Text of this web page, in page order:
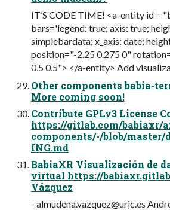
IT’S CODE TIME! <a-entity id =
bars='legend: true; axis: true;
simplebardata; x_axis: date;
position="-2.25 0.275 0"
0.5 0.5"> </a-entity> Add
Other components babia-
More coming soon!
Contribute GPLv3 License
https://gitlab.com/babiaxr/
components/-/blob/master/
ING.md
BabiaXR Visualización de
virtual https://
Vázquez
- almudena.vazquez@urjc.es